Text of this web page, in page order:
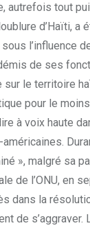
autrefois tout
d’Haïti, a
l’influence
de ses
sur le territoire
pour le
à voix haute
», malgré sa
de l’ONU, en
dans la
de s’aggraver.